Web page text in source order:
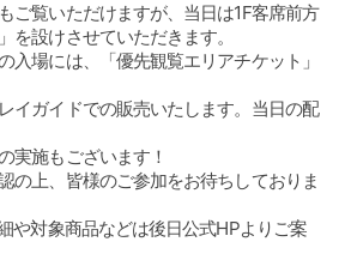
ご覧いただけますが、当日は1F客席前方
を設けさせていただきます。
入場には、「優先観覧エリアチケット」
イガイドでの販売いたします。当日の配
実施もございます！
の上、皆様のご参加をお待ちしておりま
や対象商品などは後日公式HPよりご案